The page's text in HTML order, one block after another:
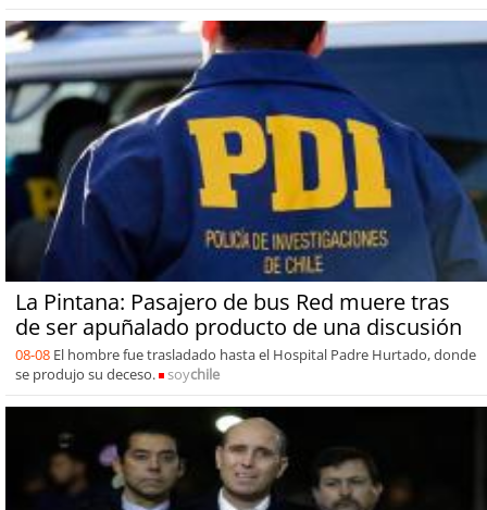
La Pintana: Pasajero de bus Red muere tras
de ser apuñalado producto de una discusión
08-08 El hombre fue trasladado hasta el Hospital Padre Hurtado, donde
se produjo su deceso.
soychile